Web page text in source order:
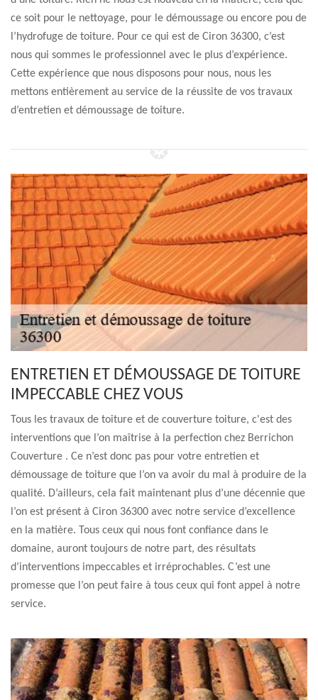
ce soit pour le nettoyage, pour le démoussage ou encore pou de
l’hydrofuge de toiture. Pour ce qui est de Ciron 36300, c’est
nous qui sommes le professionnel avec le plus d’expérience.
Cette expérience que nous disposons pour nous, nous les
mettons entièrement au service de la réussite de vos travaux
d’entretien et démoussage de toiture.
ENTRETIEN ET DÉMOUSSAGE DE TOITURE
IMPECCABLE CHEZ VOUS
Tous les travaux de toiture et de couverture toiture, c'est des
interventions que l’on maîtrise à la perfection chez Berrichon
Couverture . Ce n’est donc pas pour votre entretien et
démoussage de toiture que l’on va avoir du mal à produire de la
qualité. D’ailleurs, cela fait maintenant plus d’une décennie que
l’on est présent à Ciron 36300 avec notre service d’excellence
en la matière. Tous ceux qui nous font confiance dans le
domaine, auront toujours de notre part, des résultats
d’interventions impeccables et irréprochables. C’est une
promesse que l’on peut faire à tous ceux qui font appel à notre
service.